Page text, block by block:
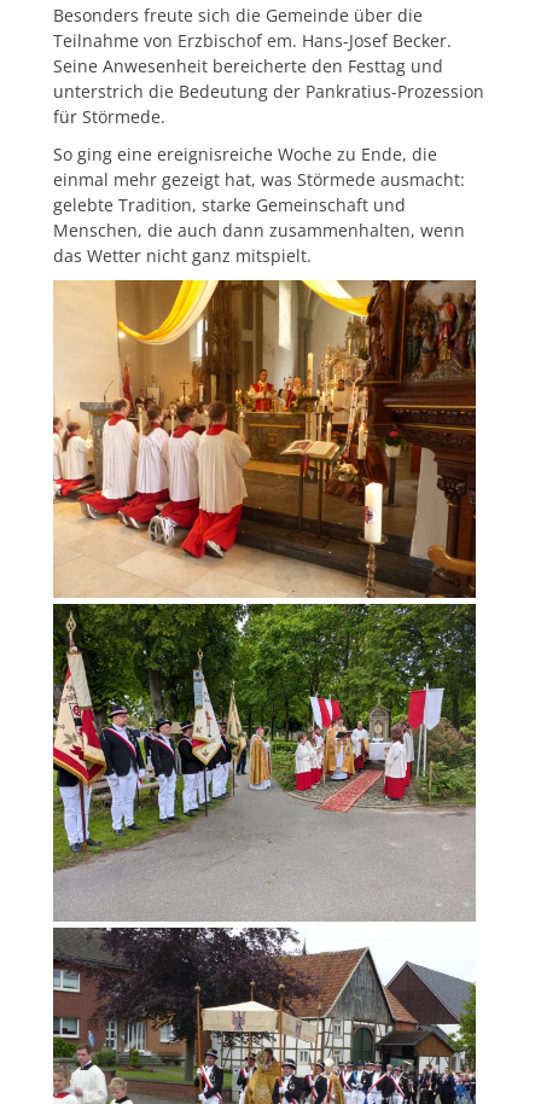
Besonders freute sich die Gemeinde über die
Teilnahme von Erzbischof em. Hans-Josef Becker.
Seine Anwesenheit bereicherte den Festtag und
unterstrich die Bedeutung der Pankratius-Prozession
für Störmede.
So ging eine ereignisreiche Woche zu Ende, die
einmal mehr gezeigt hat, was Störmede ausmacht:
gelebte Tradition, starke Gemeinschaft und
Menschen, die auch dann zusammenhalten, wenn
das Wetter nicht ganz mitspielt.